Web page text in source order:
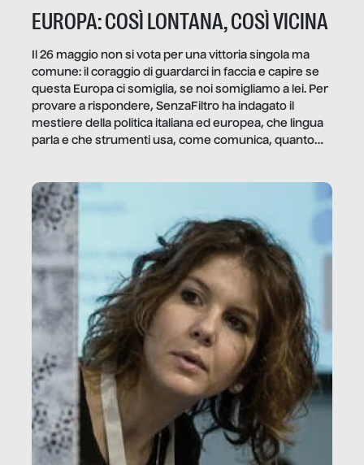
EUROPA: COSÌ LONTANA, COSÌ VICINA
Il 26 maggio non si vota per una vittoria singola ma
comune: il coraggio di guardarci in faccia e capire se
questa Europa ci somiglia, se noi somigliamo a lei. Per
provare a rispondere, SenzaFiltro ha indagato il
mestiere della politica italiana ed europea, che lingua
parla e che strumenti usa, come comunica, quanto